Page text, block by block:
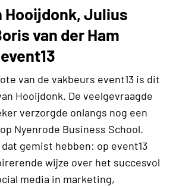
Hooijdonk, Julius
van der Ham
van de vakbeurs event13 is dit
Hooijdonk. De veelgevraagde
verzorgde onlangs nog een
Nyenrode Business School.
gemist hebben: op event13
wijze over het succesvol
media in marketing,